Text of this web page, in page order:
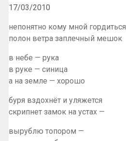
17/03/2010
непонятно кому мной гордиться
полон ветра заплечный мешок
в небе — рука
в руке — синица
а на земле — хорошо
буря вздохнёт и уляжется
скрипнет замок на устах —
вырублю топором —